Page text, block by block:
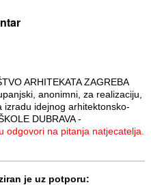
ARHITEKATA ZAGREBA
anonimni, za realizaciju,
izradu idejnog arhitektonsko-
DUBRAVA -
odgovori na pitanja natjecatelja.
je uz potporu: